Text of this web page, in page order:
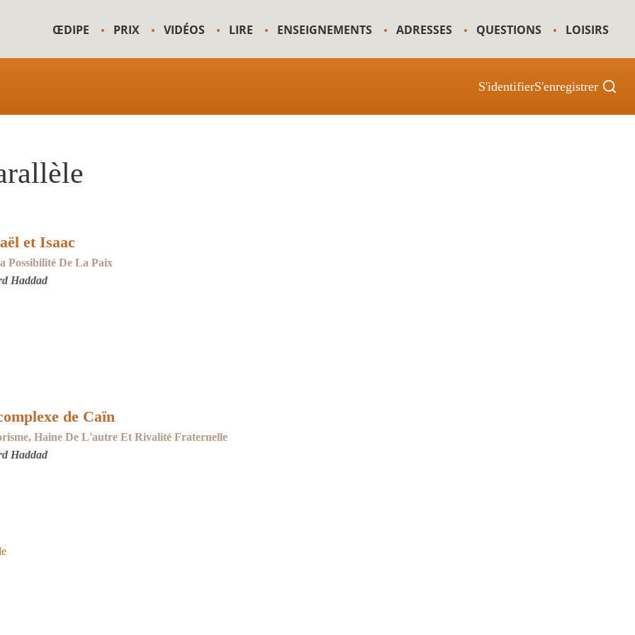
ŒDIPE PRIX VIDÉOS LIRE ENSEIGNEMENTS ADRESSES QUESTIONS LOISIRS
S'identifierS'enregistrer
et Isaac
Possibilité De La Paix
Haddad
de Caïn
Haine De L'autre Et Rivalité Fraternelle
Haddad